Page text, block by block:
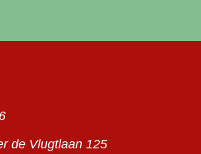
de Vlugtlaan 125